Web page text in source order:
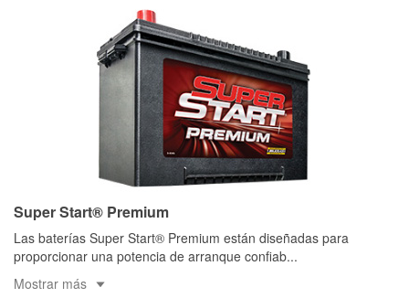
Super Start® Premium
Las baterías Super Start® Premium están diseñadas para
proporcionar una potencia de arranque confiab...
Mostrar más